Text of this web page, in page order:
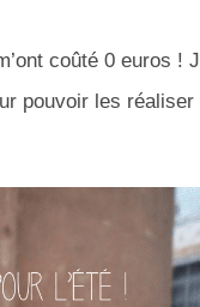
coûté 0 euros !
pouvoir les